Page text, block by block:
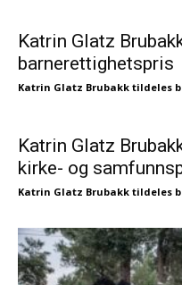
Katrin Glatz
barnerettighetspris
Katrin Glatz Brubakk tildeles
Katrin Glatz
kirke- og
Katrin Glatz Brubakk tildeles